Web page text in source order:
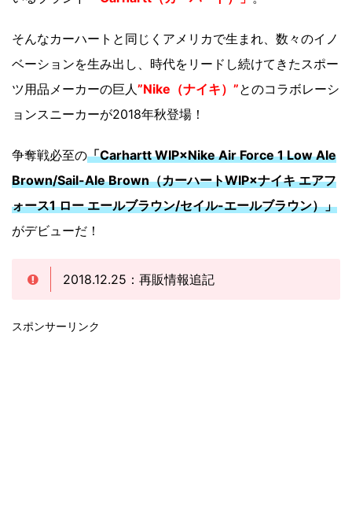
そんなカーハートと同じくアメリカで生まれ、数々のイノ
ベーションを生み出し、時代をリードし続けてきたスポー
ツ用品メーカーの巨人 ”Nike（ナイキ）”とのコラボレーシ
ョンスニーカーが2018年秋登場！
争奪戦必至の「Carhartt WIP×Nike Air Force 1 Low Ale
Brown/Sail-Ale Brown（カーハートWIP×ナイキ エアフ
ォース1 ロー エールブラウン/セイル-エールブラウン）」
がデビューだ！
2018.12.25：再販情報追記
スポンサーリンク